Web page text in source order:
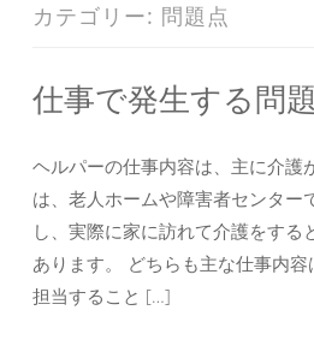
ッ
カテゴリー: 問題点
仕事で発生する問
ヘルパーの仕事内容は、主に介護
は、老人ホームや障害者センター
し、実際に家に訪れて介護をする
あります。 どちらも主な仕事内
担当すること […]